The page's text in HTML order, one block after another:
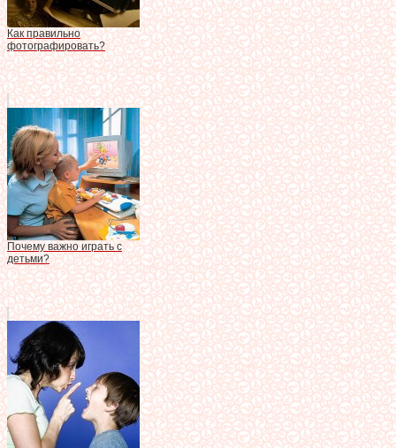
Как правильно
фотографировать?
Почему важно играть с
детьми?